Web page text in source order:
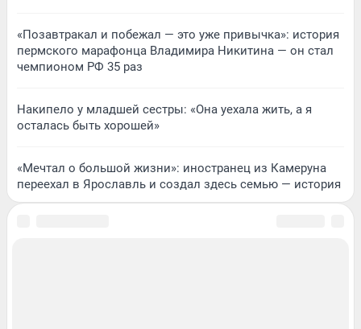
«Позавтракал и побежал — это уже привычка»: история
пермского марафонца Владимира Никитина — он стал
чемпионом РФ 35 раз
Накипело у младшей сестры: «Она уехала жить, а я
осталась быть хорошей»
«Мечтал о большой жизни»: иностранец из Камеруна
переехал в Ярославль и создал здесь семью — история